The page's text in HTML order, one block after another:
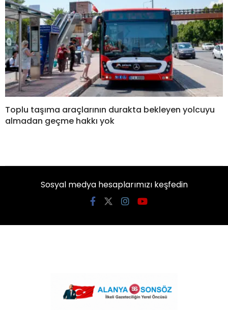
Toplu taşıma araçlarının durakta bekleyen yolcuyu
almadan geçme hakkı yok
Sosyal medya hesaplarımızı keşfedin